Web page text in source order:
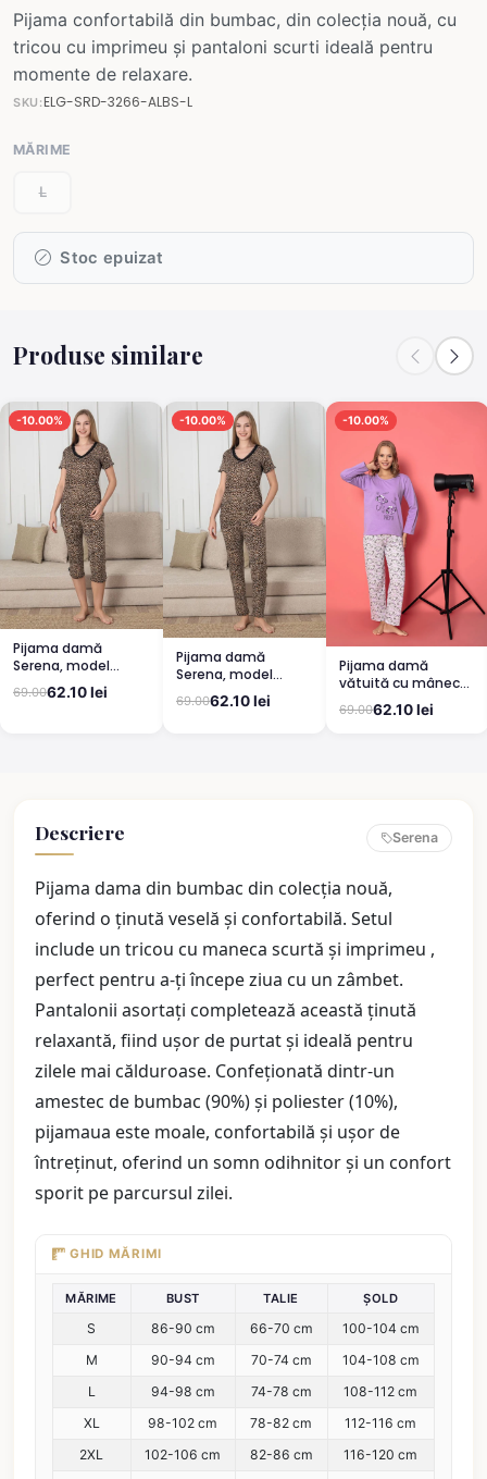
Pijama confortabilă din bumbac, din colecția nouă, cu
tricou cu imprimeu și pantaloni scurti ideală pentru
momente de relaxare.
SKU:ELG-SRD-3266-ALBS-L
MĂRIME
L
Stoc epuizat
Produse similare
-10.00%
Pijama damă
Serena, model
leopard, mânecă
scurtă, pantaloni
69.0062.10 lei
-10.00%
Pijama damă
Serena, model
leopard, mânecă
scurtă, pantaloni
69.0062.10 lei
-10.00%
Pijama damă
vătuită cu mânecă
lungă și pantaloni
lungi din bumbac,
69.0062.10 lei
Descriere Serena
Pijama dama din bumbac din colecția nouă,
oferind o ținută veselă și confortabilă. Setul
include un tricou cu maneca scurtă și imprimeu ,
perfect pentru a-ți începe ziua cu un zâmbet.
Pantalonii asortați completează această ținută
relaxantă, fiind ușor de purtat și ideală pentru
zilele mai călduroase. Confeționată dintr-un
amestec de bumbac (90%) și poliester (10%),
pijamaua este moale, confortabilă și ușor de
întreținut, oferind un somn odihnitor și un confort
sporit pe parcursul zilei.
GHID MĂRIMI
MĂRIME BUST TALIE ȘOLD
S 86-90 cm 66-70 cm
100-104 cm
M
90-94 cm 70-74 cm
104-108 cm
L
94-98 cm 74-78 cm
108-112 cm
XL
98-102 cm 78-82 cm
112-116 cm
2XL
102-106 cm 82-86 cm
116-120 cm